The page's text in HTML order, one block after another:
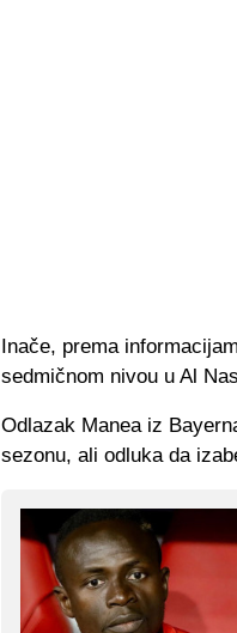
Inače, prema
sedmičnom nivou u Al
Odlazak Manea iz
sezonu, ali odluka da